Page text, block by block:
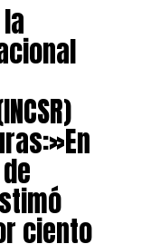
ciento